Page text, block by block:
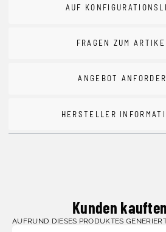
AUF
FRAGEN ZUM
ANGEBOT
HERSTELLER
Kunden
AUFRUND DIESES PRODUKTES